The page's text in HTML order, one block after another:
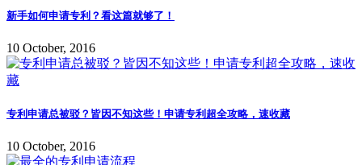
新手如何申请专利？看这篇就够了！
10 October, 2016
专利申请总被驳？皆因不知这些！申请专利超全攻略，速收藏
10 October, 2016